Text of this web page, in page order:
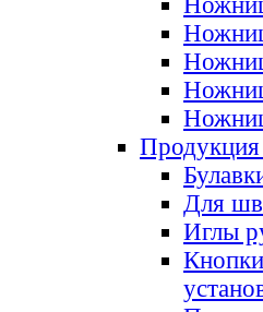
Продукция
Для
Иглы